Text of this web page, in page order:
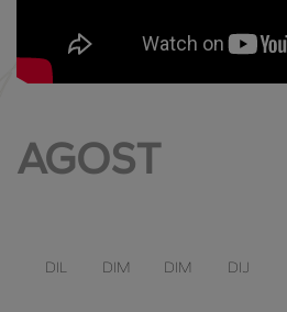
AGOST
DIL DIM DIM DIJ